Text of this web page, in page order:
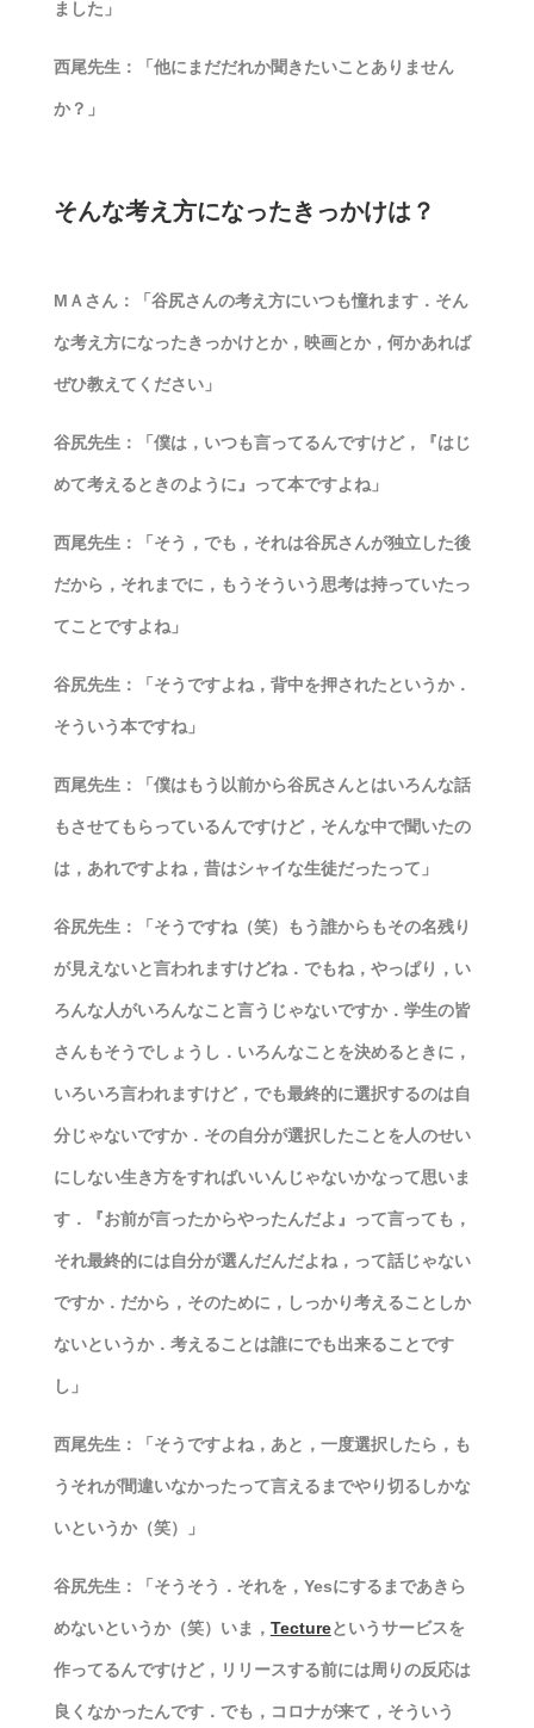
ました」
西尾先生：「他にまだだれか聞きたいことありません
か？」
そんな考え方になったきっかけは？
MＡさん：「谷尻さんの考え方にいつも憧れます．そん
な考え方になったきっかけとか，映画とか，何かあれば
ぜひ教えてください」
谷尻先生：「僕は，いつも言ってるんですけど，『はじ
めて考えるときのように』って本ですよね」
西尾先生：「そう，でも，それは谷尻さんが独立した後
だから，それまでに，もうそういう思考は持っていたっ
てことですよね」
谷尻先生：「そうですよね，背中を押されたというか．
そういう本ですね」
西尾先生：「僕はもう以前から谷尻さんとはいろんな話
もさせてもらっているんですけど，そんな中で聞いたの
は，あれですよね，昔はシャイな生徒だったって」
谷尻先生：「そうですね（笑）もう誰からもその名残り
が見えないと言われますけどね．でもね，やっぱり，い
ろんな人がいろんなこと言うじゃないですか．学生の皆
さんもそうでしょうし．いろんなことを決めるときに，
いろいろ言われますけど，でも最終的に選択するのは自
分じゃないですか．その自分が選択したことを人のせい
にしない生き方をすればいいんじゃないかなって思いま
す．『お前が言ったからやったんだよ』って言っても，
それ最終的には自分が選んだんだよね，って話じゃない
ですか．だから，そのために，しっかり考えることしか
ないというか．考えることは誰にでも出来ることです
し」
西尾先生：「そうですよね，あと，一度選択したら，も
うそれが間違いなかったって言えるまでやり切るしかな
いというか（笑）」
谷尻先生：「そうそう．それを，Yesにするまであきら
めないというか（笑）いま， Tectureというサービスを
作ってるんですけど，リリースする前には周りの反応は
良くなかったんです．でも，コロナが来て，そういう